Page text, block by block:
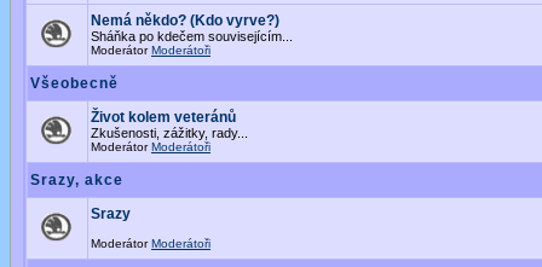
Nemá někdo? (Kdo vyrve?)
Sháňka po kdečem souvisejícím...
ModerátorModerátoři
Všeobecně
Život kolem veteránů
Zkušenosti, zážitky, rady...
ModerátorModerátoři
Srazy, akce
Srazy
ModerátorModerátoři